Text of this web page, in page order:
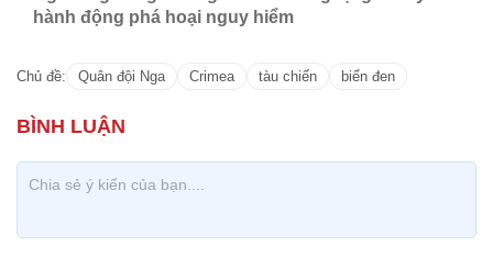
hành động phá hoại nguy hiểm
Chủ đề: Quân đội Nga Crimea tàu chiến biển đen